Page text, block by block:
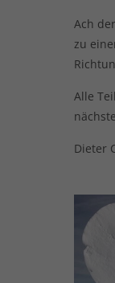
Ach
zu
Alle
Dieter